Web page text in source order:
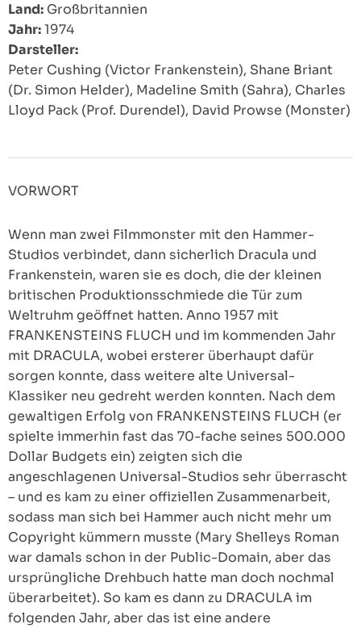
Land: Großbritannien
Jahr:1974
Darsteller:
Peter Cushing (Victor Frankenstein), Shane Briant
(Dr. Simon Helder), Madeline Smith (Sahra), Charles
Lloyd Pack (Prof. Durendel), David Prowse (Monster)
VORWORT
Wenn man zwei Filmmonster mit den Hammer-
Studios verbindet, dann sicherlich Dracula und
Frankenstein, waren sie es doch, die der kleinen
britischen Produktionsschmiede die Tür zum
Weltruhm geöffnet hatten. Anno 1957 mit
FRANKENSTEINS FLUCH und im kommenden Jahr
mit DRACULA, wobei ersterer überhaupt dafür
sorgen konnte, dass weitere alte Universal-
Klassiker neu gedreht werden konnten. Nach dem
gewaltigen Erfolg von FRANKENSTEINS FLUCH (er
spielte immerhin fast das 70-fache seines 500.000
Dollar Budgets ein) zeigten sich die
angeschlagenen Universal-Studios sehr überrascht
– und es kam zu einer offiziellen Zusammenarbeit,
sodass man sich bei Hammer auch nicht mehr um
Copyright kümmern musste (Mary Shelleys Roman
war damals schon in der Public-Domain, aber das
ursprüngliche Drehbuch hatte man doch nochmal
überarbeitet). So kam es dann zu DRACULA im
folgenden Jahr, aber das ist eine andere